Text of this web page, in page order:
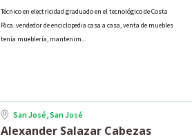
Técnico en electricidad graduado en el tecnológico de Costa
Rica. vendedor de enciclopedia casa a casa, venta de muebles
tenía mueblería, mantenim...
San José, San José
Alexander Salazar Cabezas